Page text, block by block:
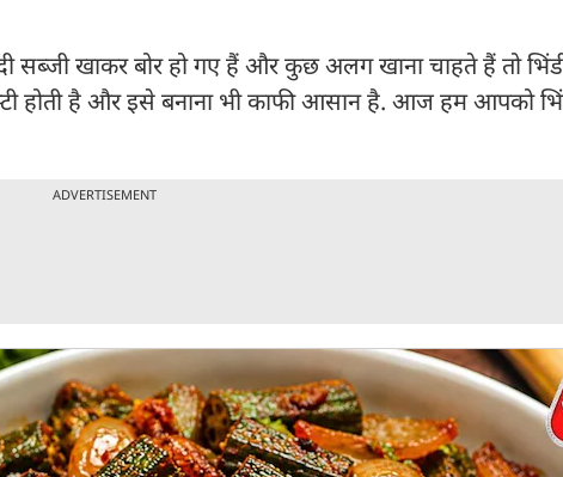
खाकर बोर हो गए हैं और कुछ अलग खाना चाहते हैं तो भिंडी
है और इसे बनाना भी काफी आसान है. आज हम आपको
ADVERTISEMENT